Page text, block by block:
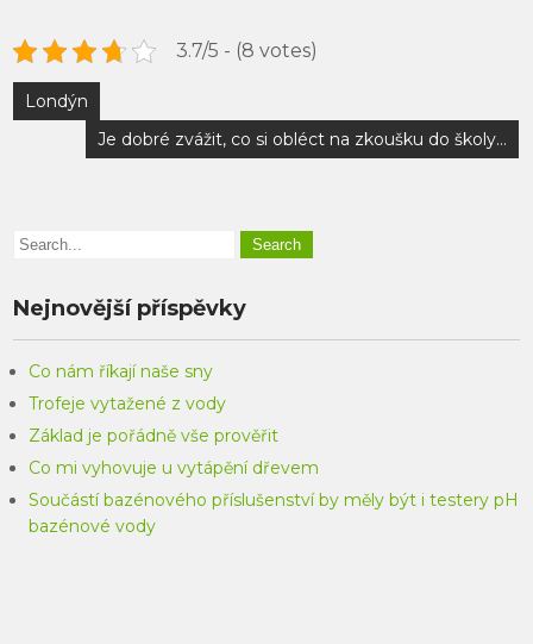
3.7/5 - (8 votes)
Navigace
pro
příspěvek
Londýn
Je dobré zvážit, co si obléct na zkoušku do školy…
Nejnovější příspěvky
Co nám říkají naše sny
Trofeje vytažené z vody
Základ je pořádně vše prověřit
Co mi vyhovuje u vytápění dřevem
Součástí bazénového příslušenství by měly být i testery pH
bazénové vody